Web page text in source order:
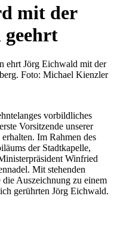
mit der
geehrt
ehrt Jörg Eichwald mit der
Foto: Michael Kienzler
vorbildliches
Vorsitzende unserer
Im Rahmen des
der Stadtkapelle,
Winfried
Mit stehenden
Auszeichnung zu einem
gerührten Jörg Eichwald.